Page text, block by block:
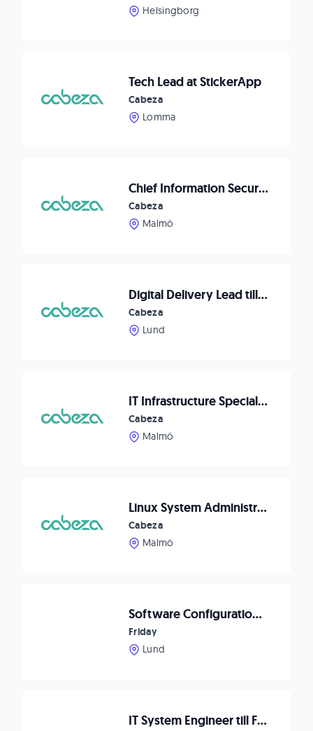
Helsingborg
Tech Lead at StickerApp
Cabeza
Lomma
Chief Information Security Officer (CISO) till Sandberg Development
Cabeza
Malmö
Digital Delivery Lead till Fitness24Seven
Cabeza
Lund
IT Infrastructure Specialist till Advenica
Cabeza
Malmö
Linux System Administrator, till Advenica
Cabeza
Malmö
Software Configuration Manager till Försvarsindustrin
Friday
Lund
IT System Engineer till Försvarsindustrin